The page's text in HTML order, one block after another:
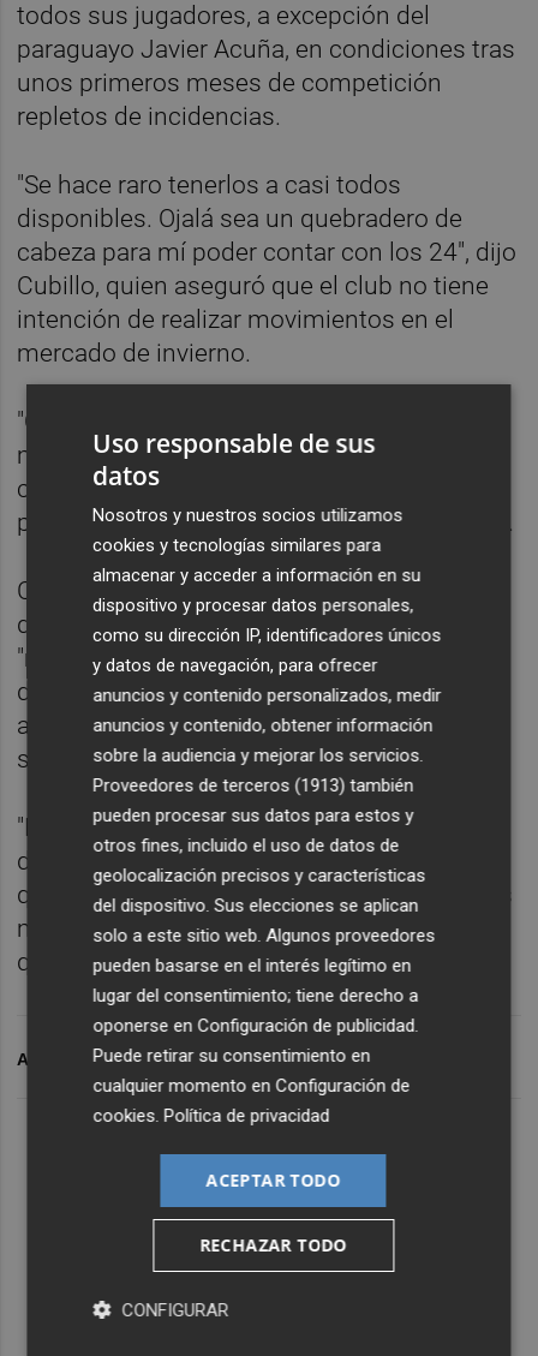
todos sus jugadores, a excepción del
paraguayo Javier Acuña, en condiciones tras
unos primeros meses de competición
repletos de incidencias.
"Se hace raro tenerlos a casi todos
disponibles. Ojalá sea un quebradero de
cabeza para mí poder contar con los 24", dijo
Cubillo, quien aseguró que el club no tiene
intención de realizar movimientos en el
mercado de invierno.
"Contamos con todos. El que más y el que
menos ha jugado ha tenido un
comportamiento excepcional y no le
podemos recriminar nada a ninguno", indicó.
Cubillo, por último, desveló que el Hércules
desea comenzar 2021 manteniendo las
"muchas cosas buenas" que ha hecho bien
durante gran parte del curso, pero también
admitió que tiene capacidad de mejora,
sobre todo en ataque.
"Hemos marcado pocos goles, aunque nos
da ser segundos y pelear por todo. Pero
queremos más y en algo en lo que podemos
mejorar. Con todos disponibles es más fácil
que lleguen más goles", sentenció.
ARCHIVADO EN CF LA NUCÍA HÉRCULES CF
Uso responsable de sus
datos
Nosotros y nuestros socios utilizamos
cookies y tecnologías similares para
almacenar y acceder a información en su
dispositivo y procesar datos personales,
como su dirección IP, identificadores únicos
y datos de navegación, para ofrecer
anuncios y contenido personalizados, medir
anuncios y contenido, obtener información
sobre la audiencia y mejorar los servicios.
Proveedores de terceros (1913) también
pueden procesar sus datos para estos y
otros fines, incluido el uso de datos de
geolocalización precisos y características
del dispositivo. Sus elecciones se aplican
solo a este sitio web. Algunos proveedores
pueden basarse en el interés legítimo en
lugar del consentimiento; tiene derecho a
oponerse enConfiguración de publicidad
Puede retirar su consentimiento en
cualquier momento enConfiguración de
cookies .Política de privacidad
ACEPTAR TODO
RECHAZAR TODO
CONFIGURAR